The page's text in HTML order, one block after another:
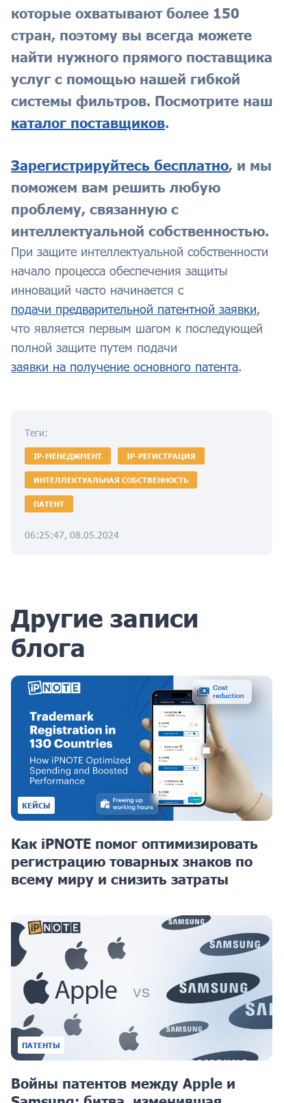
которые охватывают более 150
стран, поэтому вы всегда можете
найти нужного прямого поставщика
услуг с помощью нашей гибкой
системы фильтров. Посмотрите наш
каталог поставщиков.
Зарегистрируйтесь бесплатно, и мы
поможем вам решить любую
проблему, связанную с
интеллектуальной собственностью.
При защите интеллектуальной собственности
начало процесса обеспечения защиты
инноваций часто начинается с
подачи предварительной патентной заявки,
что является первым шагом к последующей
полной защите путем подачи
заявки на получение основного патента.
Теги:
IP-МЕНЕДЖМЕНТ IP-РЕГИСТРАЦИЯ
ИНТЕЛЛЕКТУАЛЬНАЯ СОБСТВЕННОСТЬ
ПАТЕНТ
06:25:47, 08.05.2024
Другие записи
блога
КЕЙСЫ
Как iPNOTE помог оптимизировать
регистрацию товарных знаков по
всему миру и снизить затраты
ПАТЕНТЫ
Войны патентов между Apple и